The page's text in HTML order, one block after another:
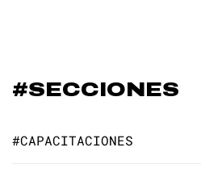
#SECCIONES
#CAPACITACIONES